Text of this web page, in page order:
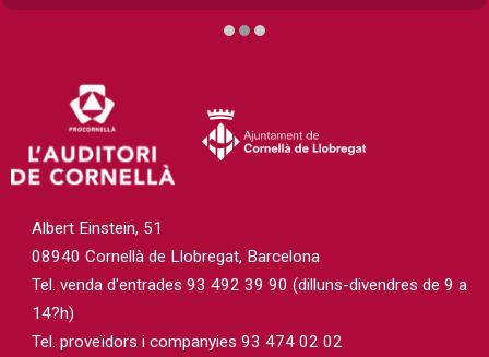
Albert Einstein, 51
08940 Cornellà de Llobregat, Barcelona
Tel. venda d'entrades 93 492 39 90 (dilluns-divendres de 9 a
14?h)
Tel. proveïdors i companyies 93 474 02 02